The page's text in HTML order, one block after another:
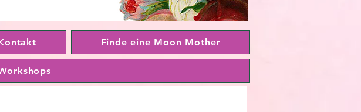
Finde eine Moon Mother